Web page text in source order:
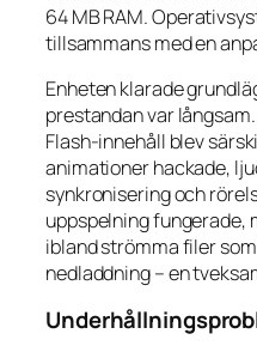
64 MB RAM.
tillsammans med en
Enheten klarade
prestandan var
Flash-innehåll blev
animationer hackade,
synkronisering och
uppspelning fungerade,
ibland strömma filer
nedladdning – en